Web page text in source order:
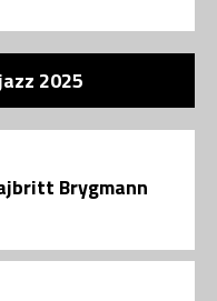
2025
Brygmann